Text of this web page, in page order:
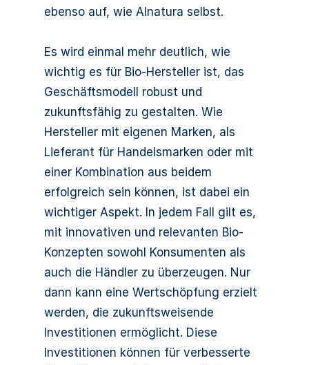
ebenso auf, wie Alnatura selbst.
Es wird einmal mehr deutlich, wie
wichtig es für Bio-Hersteller ist, das
Geschäftsmodell robust und
zukunftsfähig zu gestalten. Wie
Hersteller mit eigenen Marken, als
Lieferant für Handelsmarken oder mit
einer Kombination aus beidem
erfolgreich sein können, ist dabei ein
wichtiger Aspekt. In jedem Fall gilt es,
mit innovativen und relevanten Bio-
Konzepten sowohl Konsumenten als
auch die Händler zu überzeugen. Nur
dann kann eine Wertschöpfung erzielt
werden, die zukunftsweisende
Investitionen ermöglicht. Diese
Investitionen können für verbesserte